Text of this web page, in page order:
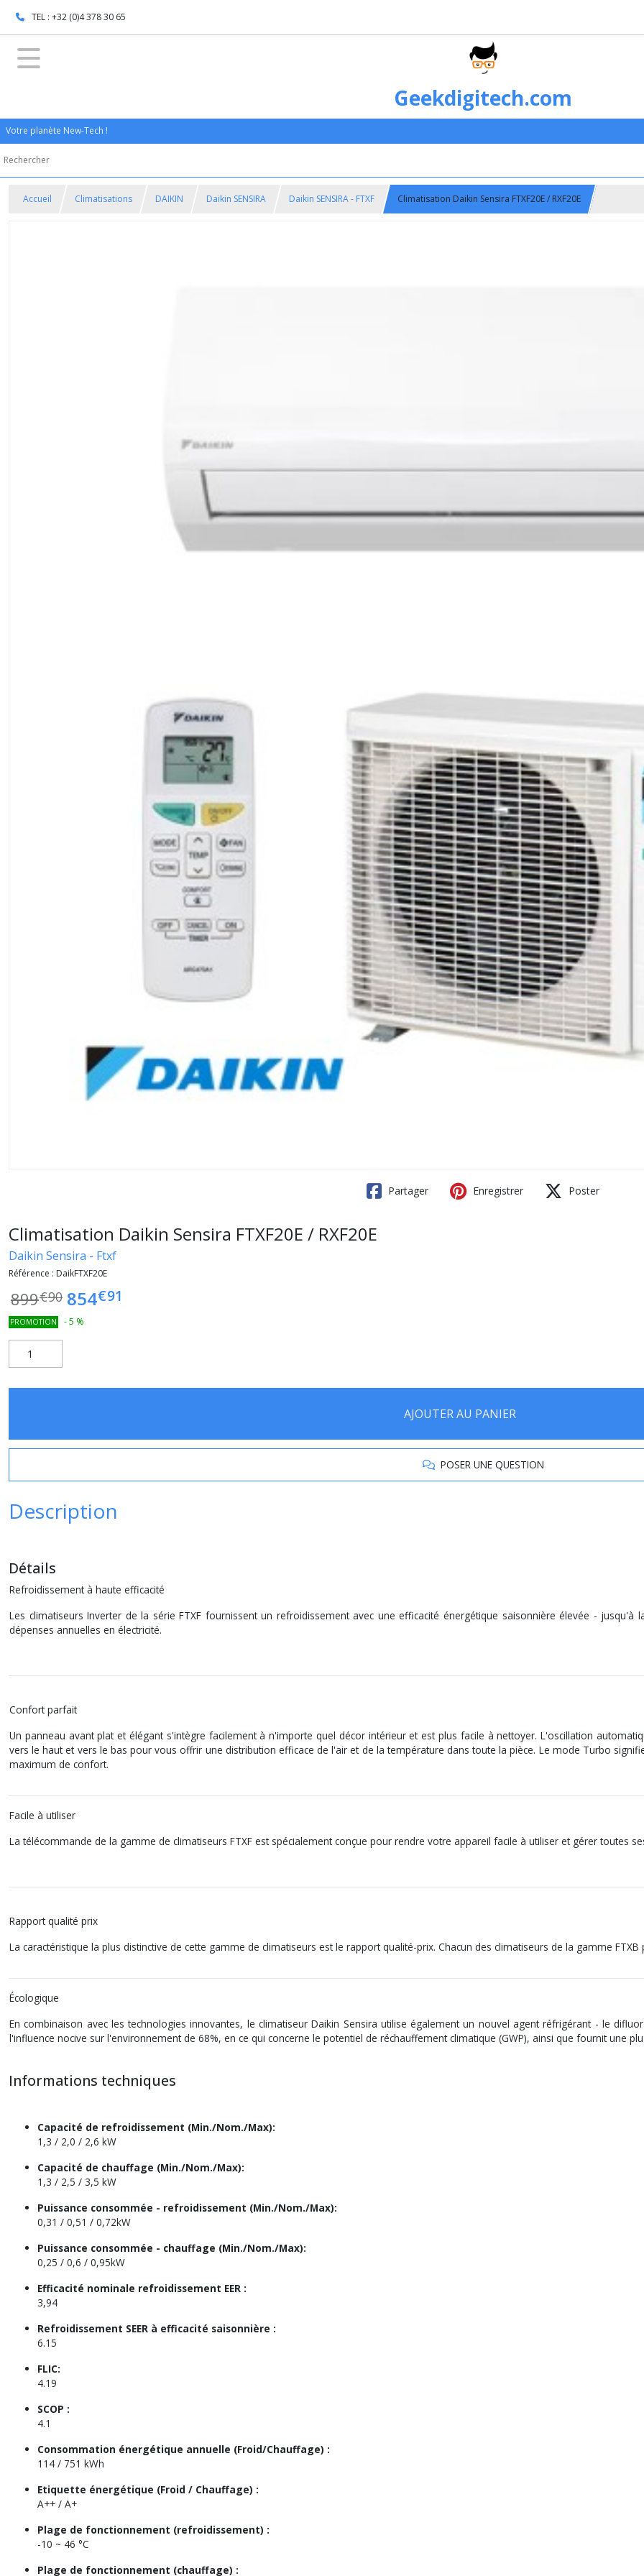
TEL : +32 (0)4 378 30 65
Geekdigitech.com
Votre planète New-Tech !
Accueil Climatisations DAIKIN Daikin SENSIRA Daikin SENSIRA - FTXF Climatisation Daikin Sensira FTXF20E / RXF20E
Partager Enregistrer Poster
Climatisation Daikin Sensira FTXF20E / RXF20E
Daikin Sensira - Ftxf
Référence : DaikFTXF20E
899€90 854€91
PROMOTION -5 %
AJOUTER AU PANIER
POSER UNE QUESTION
Description
Détails
Refroidissement à haute efficacité
Les climatiseurs Inverter de la série FTXF fournissent un refroidissement avec une efficacité énergétique saisonnière élevée - jusqu'à
dépenses annuelles en électricité.
Confort parfait
Un panneau avant plat et élégant s'intègre facilement à n'importe quel décor intérieur et est plus facile à nettoyer. L'oscillation
vers le haut et vers le bas pour vous offrir une distribution efficace de l'air et de la température dans toute la pièce. Le mode Turbo
maximum de confort.
Facile à utiliser
La télécommande de la gamme de climatiseurs FTXF est spécialement conçue pour rendre votre appareil facile à utiliser et gérer toutes
Rapport qualité prix
La caractéristique la plus distinctive de cette gamme de climatiseurs est le rapport qualité-prix. Chacun des climatiseurs de la gamme
Écologique
En combinaison avec les technologies innovantes, le climatiseur Daikin Sensira utilise également un nouvel agent réfrigérant - le
l'influence nocive sur l'environnement de 68%, en ce qui concerne le potentiel de réchauffement climatique (GWP), ainsi que fournit une
Informations techniques
Capacité de refroidissement (Min./Nom./Max):
1,3 / 2,0 / 2,6 kW
Capacité de chauffage (Min./Nom./Max):
1,3 / 2,5 / 3,5 kW
Puissance consommée - refroidissement (Min./Nom./Max):
0,31 / 0,51 / 0,72kW
Puissance consommée - chauffage (Min./Nom./Max):
0,25 / 0,6 / 0,95kW
Efficacité nominale refroidissement EER :
3,94
Refroidissement SEER à efficacité saisonnière :
6.15
FLIC:
4.19
SCOP :
4.1
Consommation énergétique annuelle (Froid/Chauffage) :
114 / 751 kWh
Etiquette énergétique (Froid / Chauffage) :
A++ / A+
Plage de fonctionnement (refroidissement) :
-10 ~ 46 °C
Plage de fonctionnement (chauffage) :